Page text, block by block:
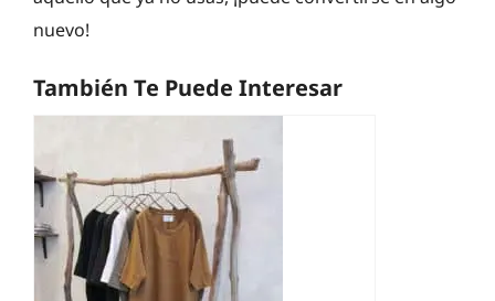
nuevo!
También Te Puede Interesar